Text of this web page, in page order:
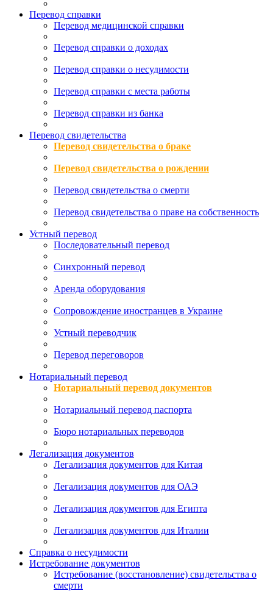
Перевод справки
Перевод медицинской справки
Перевод справки о доходах
Перевод справки о несудимости
Перевод справки с места работы
Перевод справки из банка
Перевод свидетельства
Перевод свидетельства о браке
Перевод свидетельства о рождении
Перевод свидетельства о смерти
Перевод свидетельства о праве на собственность
Устный перевод
Последовательный перевод
Синхронный перевод
Аренда оборудования
Сопровождение иностранцев в Украине
Устный переводчик
Перевод переговоров
Нотариальный перевод
Нотариальный перевод документов
Нотариальный перевод паспорта
Бюро нотариальных переводов
Легализация документов
Легализация документов для Китая
Легализация документов для ОАЭ
Легализация документов для Египта
Легализация документов для Италии
Справка о несудимости
Истребование документов
Истребование (восстановление) свидетельства о
смерти